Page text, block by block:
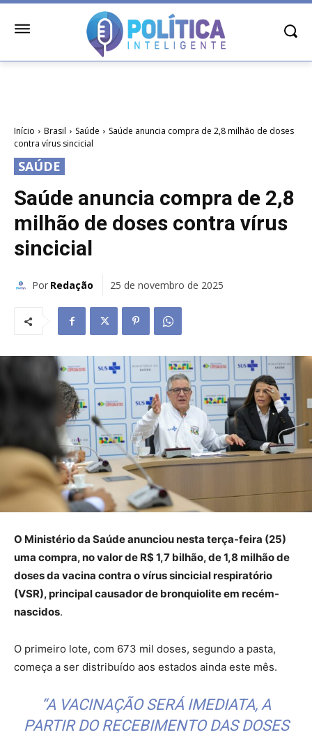
Início Brasil Saúde
Saúde anuncia compra de 2,8 milhão de doses
contra vírus sincicial
SAÚDE
Saúde anuncia compra de 2,8
milhão de doses contra vírus
sincicial
Por Redação 25 de novembro de 2025
O Ministério da Saúde anunciou nesta terça-feira (25)
uma compra, no valor de R$ 1,7 bilhão, de 1,8 milhão de
doses da vacina contra o vírus sincicial respiratório
(VSR), principal causador de bronquiolite em recém-
nascidos.
O primeiro lote, com 673 mil doses, segundo a pasta,
começa a ser distribuído aos estados ainda este mês.
“A VACINAÇÃO SERÁ IMEDIATA, A
PARTIR DO RECEBIMENTO DAS DOSES